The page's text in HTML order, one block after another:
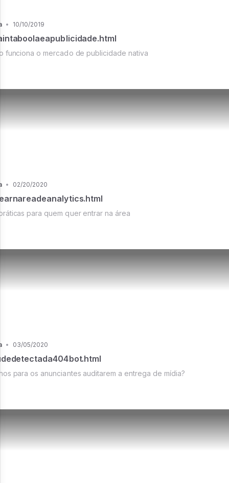
• 10/10/2019
funciona o mercado de publicidade nativa
• 02/20/2020
para quem quer entrar na área
• 03/05/2020
para os anunciantes auditarem a entrega de mídia?